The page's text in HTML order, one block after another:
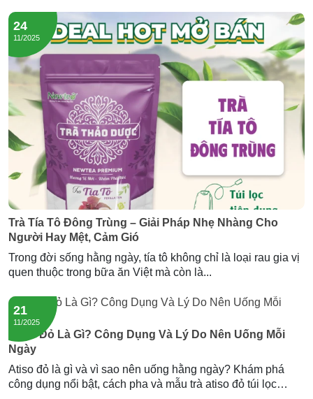
24
11/2025
Trà Tía Tô Đông Trùng – Giải Pháp Nhẹ Nhàng Cho
Người Hay Mệt, Cảm Gió
Trong đời sống hằng ngày, tía tô không chỉ là loại rau gia vị
quen thuộc trong bữa ăn Việt mà còn là...
21
11/2025
Atiso Đỏ Là Gì? Công Dụng Và Lý Do Nên Uống Mỗi
Ngày
Atiso đỏ là gì và vì sao nên uống hằng ngày? Khám phá
công dụng nổi bật, cách pha và mẫu trà atiso đỏ túi lọc